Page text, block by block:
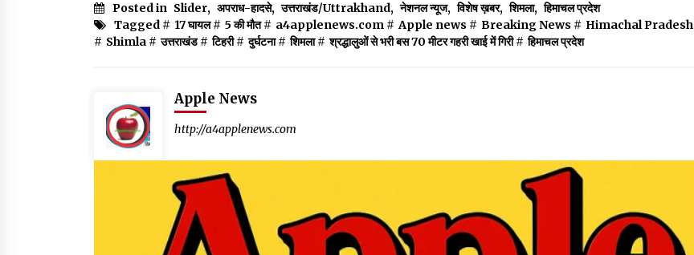
Posted in Slider, अपराध-हादसे, उत्तराखंड/Uttrakhand, नेशनल न्यूज, विशेष ख़बर, शिमला, हिमाचल प्रदेश
Tagged # 17 घायल# 5 की मौत# a4applenews.com # Apple news # Breaking News # Himachal Pradesh
# Shimla # उत्तराखंड# टिहरी# दुर्घटना# शिमला# श्रद्धालुओं से भरी बस 70 मीटर गहरी खाई में गिरी# हिमाचल प्रदेश
Apple News
http://a4applenews.com